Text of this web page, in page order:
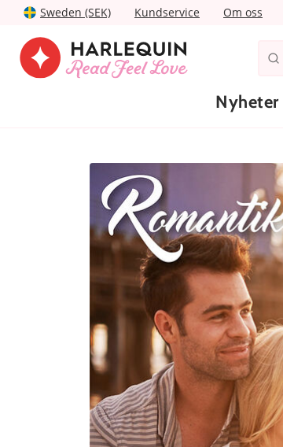
Sweden (SEK) Kundservice Om oss
Nyheter